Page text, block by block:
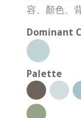
容、顏色、
Dominant
Palette